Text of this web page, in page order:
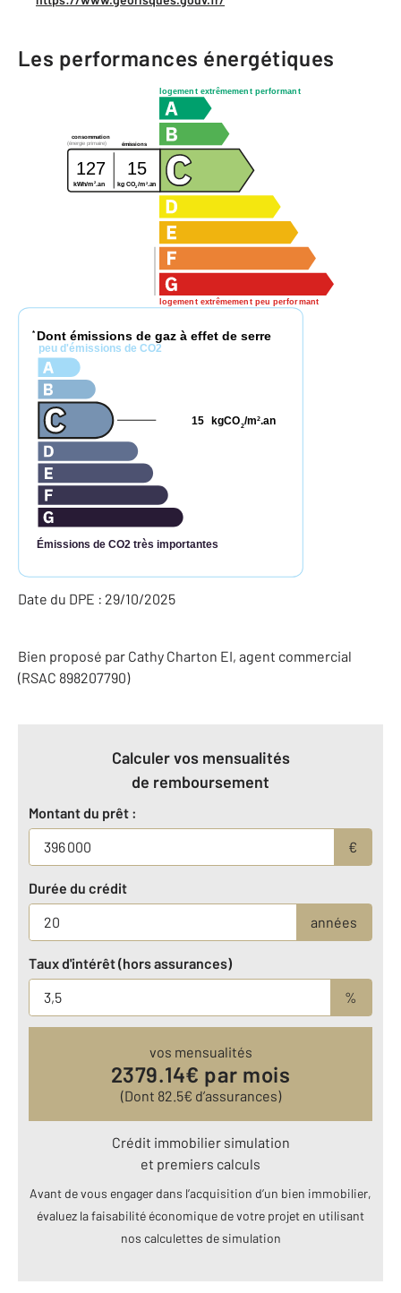
Les performances énergétiques
logement extrêmement performant
logement extrêmement peu performant
consommation
émissions
(énergie primaire)
127 15
kWh/m 2 .an kg CO2/m2.an
* Dont émissions de gaz à effet de serre
peu d'émissions de CO2
Émissions de CO2 très importantes
kgCO2/m2.an
15
Date du DPE : 29/10/2025
Bien proposé par Cathy Charton EI, agent commercial
(RSAC 898207790)
Calculer vos mensualités
de remboursement
Montant du prêt :
€
Durée du crédit
années
Taux d'intérêt (hors assurances)
%
vos mensualités
2379.14€ par mois
(Dont 82.5€ d’assurances)
Crédit immobilier simulation
et premiers calculs
Avant de vous engager dans l’acquisition d’un bien immobilier,
évaluez la faisabilité économique de votre projet en utilisant
nos calculettes de simulation